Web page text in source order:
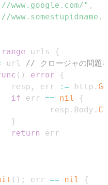
www.google.com/" ,
range urls
{
url // クロージャの問題
( ) error
{
resp
, err := http .
if err == nil
{
resp
. Body .
}
return
( ) ; err == nil
{